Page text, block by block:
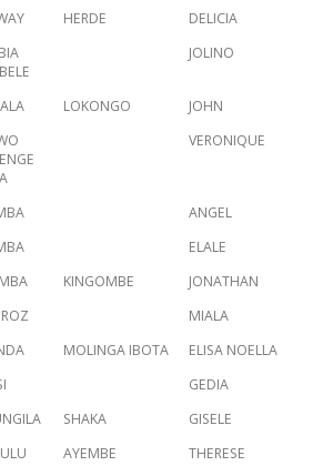
HERDE
DELICIA
JOLINO
LOKONGO
JOHN
VERONIQUE
ANGEL
ELALE
KINGOMBE
JONATHAN
MIALA
MOLINGA IBOTA
ELISA NOELLA
GEDIA
SHAKA
GISELE
AYEMBE
THERESE